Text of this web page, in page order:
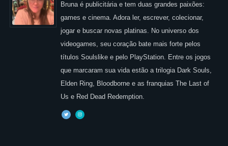
Bruna é publicitária e tem duas grandes paixões:
games e cinema. Adora ler, escrever, colecionar,
jogar e buscar novas platinas. No universo dos
videogames, seu coração bate mais forte pelos
títulos Soulslike e pelo PlayStation. Entre os jogos
que marcaram sua vida estão a trilogia Dark Souls,
Elden Ring, Bloodborne e as franquias The Last of
Us e Red Dead Redemption.